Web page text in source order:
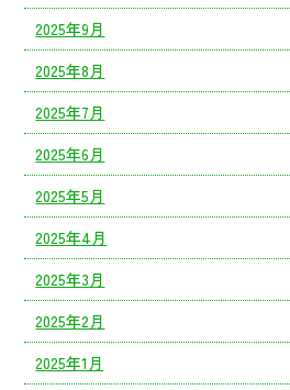
2025年9月
2025年8月
2025年7月
2025年6月
2025年5月
2025年4月
2025年3月
2025年2月
2025年1月